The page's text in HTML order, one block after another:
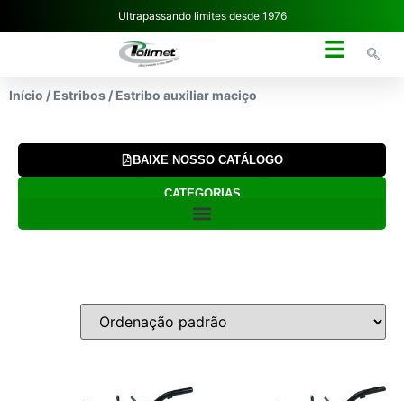
Ultrapassando limites desde 1976
Início / Estribos / Estribo auxiliar maciço
BAIXE NOSSO CATÁLOGO
CATEGORIAS